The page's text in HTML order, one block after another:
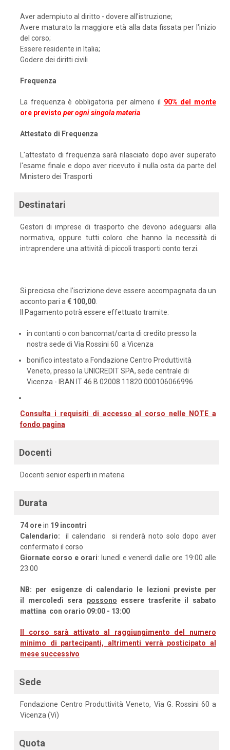
Aver adempiuto al diritto - dovere all’istruzione;
Avere maturato la maggiore età alla data fissata per l'inizio
del corso;
Essere residente in Italia;
Godere dei diritti civili
Frequenza
La frequenza è obbligatoria per almeno il 90% del monte
ore previsto per ogni singola materia
Attestato di Frequenza
L'attestato di frequenza sarà rilasciato dopo aver superato
l'esame finale e dopo aver ricevuto il nulla osta da parte del
Ministero dei Trasporti
Destinatari
Gestori di imprese di trasporto che devono adeguarsi alla
normativa, oppure tutti coloro che hanno la necessità di
intraprendere una attività di piccoli trasporti conto terzi.
Si precicsa che l'iscrizione deve essere accompagnata da un
acconto pari a € 100,00
Il Pagamento potrà essere effettuato tramite:
in contanti o con bancomat/carta di credito presso la
nostra sede di Via Rossini 60 a Vicenza
bonifico intestato a Fondazione Centro Produttività
Veneto, presso la UNICREDIT SPA, sede centrale di
Vicenza - IBAN IT 46 B 02008 11820 000106066996
Consulta i requisiti di accesso al corso nelle NOTE a
fondo pagina
Docenti
Docenti senior esperti in materia
Durata
74 orein 19 incontri
Calendario:
il calendario si renderà noto solo dopo aver
confermato il corso
Giornate corso e orari: lunedì e venerdì dalle ore 19:00 alle
23:00
NB: per esigenze di calendario le lezioni previste per
il mercoledì sera possono essere trasferite il sabato
mattina con orario 09:00 - 13:00
Il corso sarà attivato al raggiungimento del numero
minimo di partecipanti, altrimenti verrà posticipato al
mese successivo
Sede
Fondazione Centro Produttività Veneto, Via G. Rossini 60 a
Vicenza (Vi)
Quota